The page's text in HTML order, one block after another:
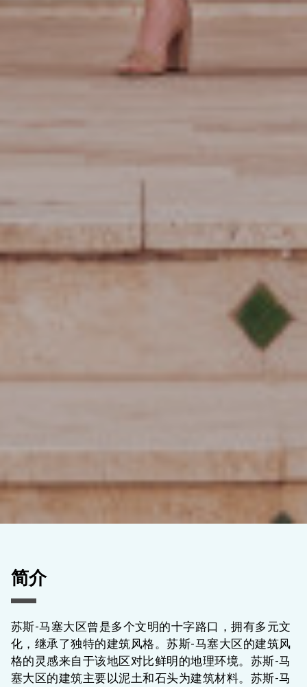
简介
苏斯-马塞大区曾是多个文明的十字路口，拥有多元文
化，继承了独特的建筑风格。苏斯-马塞大区的建筑风
格的灵感来自于该地区对比鲜明的地理环境。苏斯-马
塞大区的建筑主要以泥土和石头为建筑材料。苏斯-马